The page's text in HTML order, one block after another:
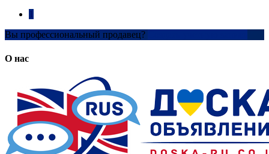
1
Вы профессиональный продавец?
О нас